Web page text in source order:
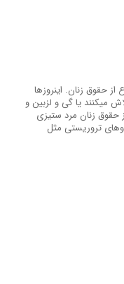
حقوق زنان. اینروزها
میکنند یا گی و لزبین و
حقوق زنان مرد ستیزی
تروریستی مثل